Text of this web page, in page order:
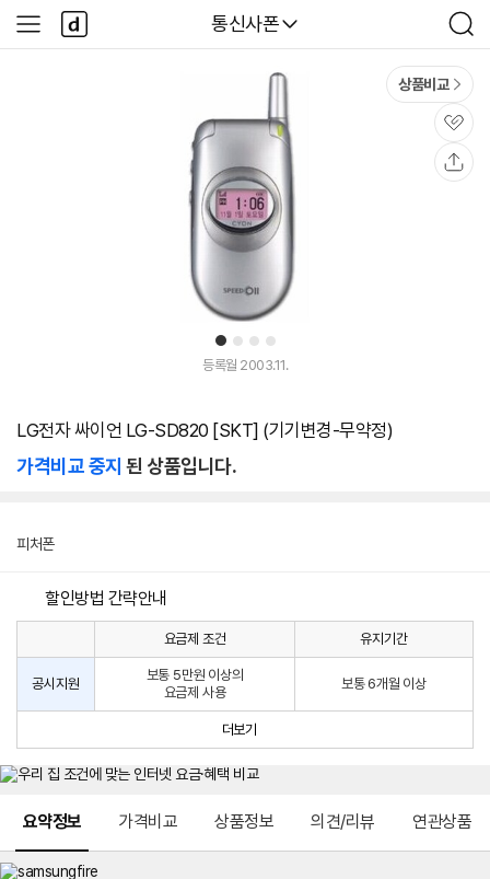
다나와
통신사폰
검
색
사
이
다
나
와
1 2 3 4
상품비교
관
심
등록월 2003.11.
LG전자 싸이언 LG-SD820 [SKT] (기기변경-무약정)
가격비교 중지 된 상품입니다.
피처폰
할인방법 간략안내
원
선
택
약
정
사
인
법
요금제 조건 유지기간
공시지원
보통 5만원 이상의
요금제 사용
보통 6개월 이상
더보기
요약정보 가격비교 상품정보 의견/리뷰 연관상품